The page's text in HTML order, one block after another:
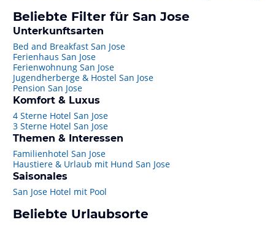
Beliebte Filter für San Jose
Unterkunftsarten
Bed and Breakfast San Jose
Ferienhaus San Jose
Ferienwohnung San Jose
Jugendherberge & Hostel San Jose
Pension San Jose
Komfort & Luxus
4 Sterne Hotel San Jose
3 Sterne Hotel San Jose
Themen & Interessen
Familienhotel San Jose
Haustiere & Urlaub mit Hund San Jose
Saisonales
San Jose Hotel mit Pool
Beliebte Urlaubsorte